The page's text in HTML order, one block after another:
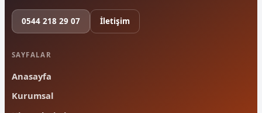
0544 218 29 07 İletişim
SAYFALAR
Anasayfa
Kurumsal